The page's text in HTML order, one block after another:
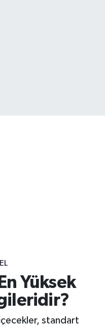
Yüksek
standart